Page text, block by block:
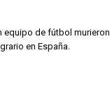
equipo de fútbol murieron
en España.